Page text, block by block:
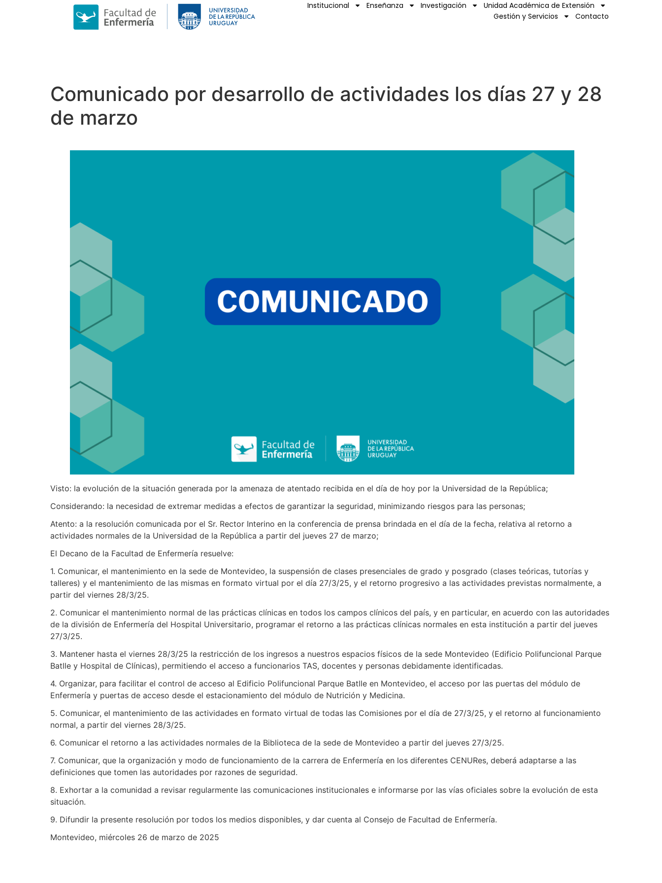
Institucional Enseñanza Investigación
Unidad Académica de Extensión
Gestión y Servicios
Contacto
Comunicado por desarrollo de actividades los días 27 y 28
de marzo
Visto: la evolución de la situación generada por la amenaza de atentado recibida en el día de hoy por la Universidad de la República;
Considerando: la necesidad de extremar medidas a efectos de garantizar la seguridad, minimizando riesgos para las personas;
Atento: a la resolución comunicada por el Sr. Rector Interino en la conferencia de prensa brindada en el día de la fecha, relativa al retorno a
actividades normales de la Universidad de la República a partir del jueves 27 de marzo;
El Decano de la Facultad de Enfermería resuelve:
1. Comunicar, el mantenimiento en la sede de Montevideo, la suspensión de clases presenciales de grado y posgrado (clases teóricas, tutorías y
talleres) y el mantenimiento de las mismas en formato virtual por el día 27/3/25, y el retorno progresivo a las actividades previstas normalmente, a
partir del viernes 28/3/25.
2. Comunicar el mantenimiento normal de las prácticas clínicas en todos los campos clínicos del país, y en particular, en acuerdo con las autoridades
de la división de Enfermería del Hospital Universitario, programar el retorno a las prácticas clínicas normales en esta institución a partir del jueves
27/3/25.
3. Mantener hasta el viernes 28/3/25 la restricción de los ingresos a nuestros espacios físicos de la sede Montevideo (Edificio Polifuncional Parque
Batlle y Hospital de Clínicas), permitiendo el acceso a funcionarios TAS, docentes y personas debidamente identificadas.
4. Organizar, para facilitar el control de acceso al Edificio Polifuncional Parque Batlle en Montevideo, el acceso por las puertas del módulo de
Enfermería y puertas de acceso desde el estacionamiento del módulo de Nutrición y Medicina.
5. Comunicar, el mantenimiento de las actividades en formato virtual de todas las Comisiones por el día de 27/3/25, y el retorno al funcionamiento
normal, a partir del viernes 28/3/25.
6. Comunicar el retorno a las actividades normales de la Biblioteca de la sede de Montevideo a partir del jueves 27/3/25.
7. Comunicar, que la organización y modo de funcionamiento de la carrera de Enfermería en los diferentes CENURes, deberá adaptarse a las
definiciones que tomen las autoridades por razones de seguridad.
8. Exhortar a la comunidad a revisar regularmente las comunicaciones institucionales e informarse por las vías oficiales sobre la evolución de esta
situación.
9. Difundir la presente resolución por todos los medios disponibles, y dar cuenta al Consejo de Facultad de Enfermería.
Montevideo, miércoles 26 de marzo de 2025